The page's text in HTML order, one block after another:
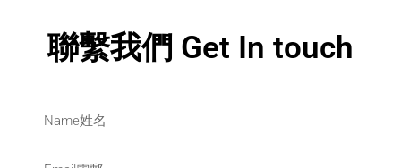
聯繫我們 Get In touch